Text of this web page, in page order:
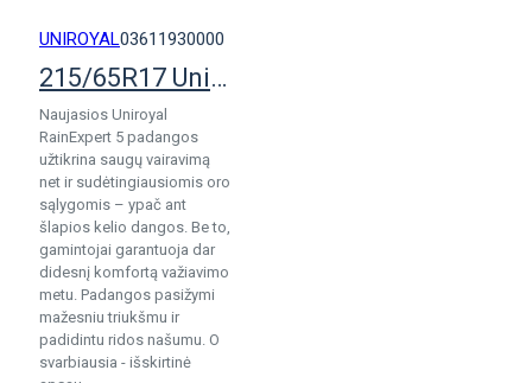
UNIROYAL03611930000
215/65R17 Uniroyal RainExpert 5
Naujasios Uniroyal
RainExpert 5 padangos
užtikrina saugų vairavimą
net ir sudėtingiausiomis oro
sąlygomis – ypač ant
šlapios kelio dangos. Be to,
gamintojai garantuoja dar
didesnį komfortą važiavimo
metu. Padangos pasižymi
mažesniu triukšmu ir
padidintu ridos našumu. O
svarbiausia - išskirtinė